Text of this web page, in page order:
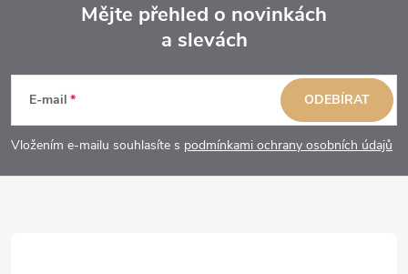
p
a
Mějte přehled o novinkách
a slevách
E-mail
Vložením e-mailu souhlasíte s podmínkami ochrany osobních údajů
ODEBÍRAT